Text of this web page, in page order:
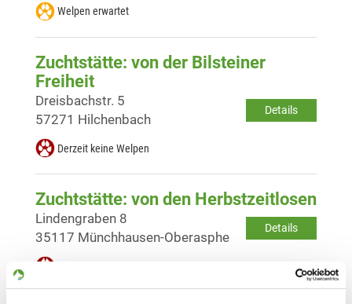
Welpen erwartet
Zuchtstätte: von der Bilsteiner
Freiheit
Details
Dreisbachstr. 5
57271 Hilchenbach
Derzeit keine Welpen
Zuchtstätte: von den Herbstzeitlosen
Details
Lindengraben 8
35117 Münchhausen-Oberasphe